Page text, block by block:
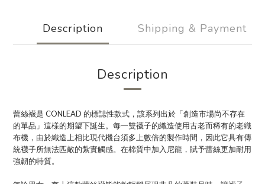
Description Shipping & Payment
Description
蕾絲襪是 CONLEAD 的標誌性款式，該系列出於「創造市場尚不存在
的單品」這樣的期望下誕生。每一雙襪子的織造使用古老而稀有的老織
布機，由於織造上相比現代機台須多上數倍的製作時間，因此它具有傳
統襪子所無法匹敵的紮實觸感。在棉質中加入尼龍，賦予蕾絲更加耐用
強韌的特質。